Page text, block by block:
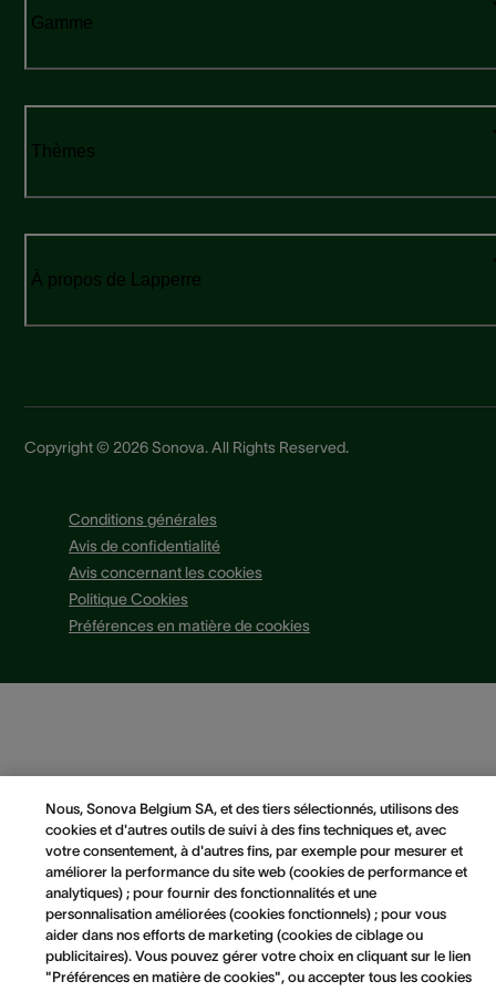
Gamme
Thèmes
À propos de Lapperre
Copyright © 2026 Sonova. All Rights Reserved.
Conditions générales
Avis de confidentialité
Avis concernant les cookies
Politique Cookies
Préférences en matière de cookies
Nous, Sonova Belgium SA, et des tiers sélectionnés, utilisons des
cookies et d'autres outils de suivi à des fins techniques et, avec
votre consentement, à d'autres fins, par exemple pour mesurer et
améliorer la performance du site web (cookies de performance et
analytiques) ; pour fournir des fonctionnalités et une
personnalisation améliorées (cookies fonctionnels) ; pour vous
aider dans nos efforts de marketing (cookies de ciblage ou
publicitaires). Vous pouvez gérer votre choix en cliquant sur le lien
"Préférences en matière de cookies", ou accepter tous les cookies